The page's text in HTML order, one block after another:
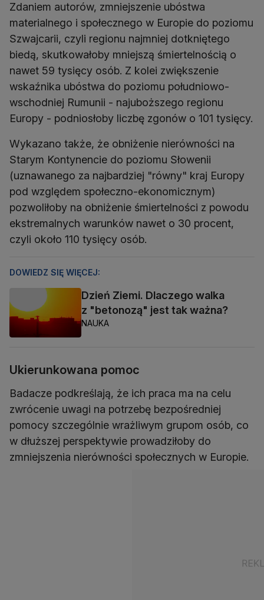
Zdaniem autorów, zmniejszenie ubóstwa
materialnego i społecznego w Europie do poziomu
Szwajcarii, czyli regionu najmniej dotkniętego
biedą, skutkowałoby mniejszą śmiertelnością o
nawet 59 tysięcy osób. Z kolei zwiększenie
wskaźnika ubóstwa do poziomu południowo-
wschodniej Rumunii - najuboższego regionu
Europy - podniosłoby liczbę zgonów o 101 tysięcy.
Wykazano także, że obniżenie nierówności na
Starym Kontynencie do poziomu Słowenii
(uznawanego za najbardziej "równy" kraj Europy
pod względem społeczno-ekonomicznym)
pozwoliłoby na obniżenie śmiertelności z powodu
ekstremalnych warunków nawet o 30 procent,
czyli około 110 tysięcy osób.
DOWIEDZ SIĘ WIĘCEJ:
Dzień Ziemi. Dlaczego walka
z "betonozą" jest tak ważna?
NAUKA
Ukierunkowana pomoc
Badacze podkreślają, że ich praca ma na celu
zwrócenie uwagi na potrzebę bezpośredniej
pomocy szczególnie wrażliwym grupom osób, co
w dłuższej perspektywie prowadziłoby do
zmniejszenia nierówności społecznych w Europie.